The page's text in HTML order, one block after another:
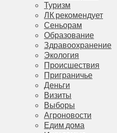
Туризм
ЛК рекомендует
Сеньорам
Образование
Здравоохранение
Экология
Происшествия
Приграничье
Деньги
Визиты
Выборы
Агроновости
Едим дома